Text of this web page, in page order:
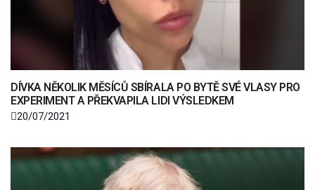
DÍVKA NĚKOLIK MĚSÍCŮ SBÍRALA PO BYTĚ SVÉ VLASY PRO
EXPERIMENT A PŘEKVAPILA LIDI VÝSLEDKEM
20/07/2021